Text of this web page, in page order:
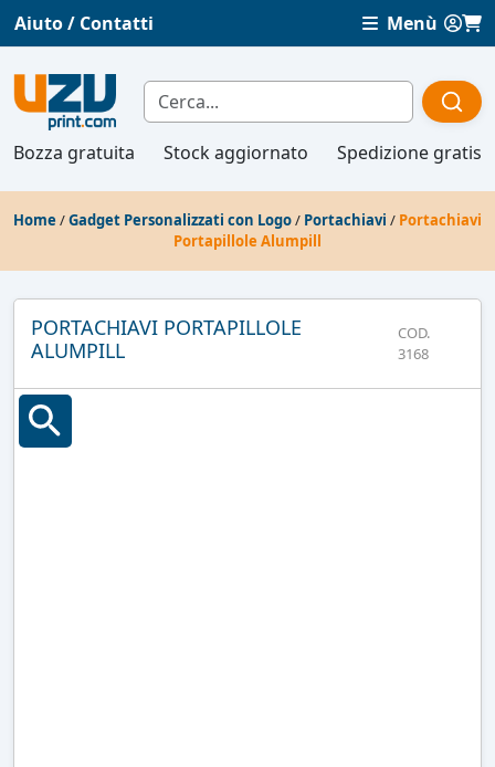
Aiuto / Contatti Menù
Bozza gratuita Stock aggiornato Spedizione gratis
Home /Gadget Personalizzati con Logo/ Portachiavi / Portachiavi
Portapillole Alumpill
PORTACHIAVI PORTAPILLOLE
ALUMPILL
COD.
3168